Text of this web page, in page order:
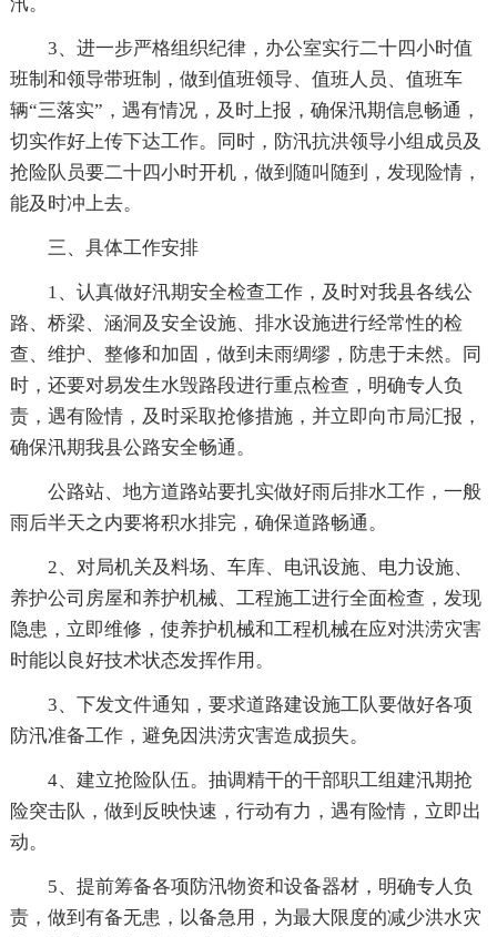
汛。
3、进一步严格组织纪律，办公室实行二十四小时值
班制和领导带班制，做到值班领导、值班人员、值班车
辆“三落实”，遇有情况，及时上报，确保汛期信息畅通，
切实作好上传下达工作。同时，防汛抗洪领导小组成员及
抢险队员要二十四小时开机，做到随叫随到，发现险情，
能及时冲上去。
三、具体工作安排
1、认真做好汛期安全检查工作，及时对我县各线公
路、桥梁、涵洞及安全设施、排水设施进行经常性的检
查、维护、整修和加固，做到未雨绸缪，防患于未然。同
时，还要对易发生水毁路段进行重点检查，明确专人负
责，遇有险情，及时采取抢修措施，并立即向市局汇报，
确保汛期我县公路安全畅通。
公路站、地方道路站要扎实做好雨后排水工作，一般
雨后半天之内要将积水排完，确保道路畅通。
2、对局机关及料场、车库、电讯设施、电力设施、
养护公司房屋和养护机械、工程施工进行全面检查，发现
隐患，立即维修，使养护机械和工程机械在应对洪涝灾害
时能以良好技术状态发挥作用。
3、下发文件通知，要求道路建设施工队要做好各项
防汛准备工作，避免因洪涝灾害造成损失。
4、建立抢险队伍。抽调精干的干部职工组建汛期抢
险突击队，做到反映快速，行动有力，遇有险情，立即出
动。
5、提前筹备各项防汛物资和设备器材，明确专人负
责，做到有备无患，以备急用，为最大限度的减少洪水灾